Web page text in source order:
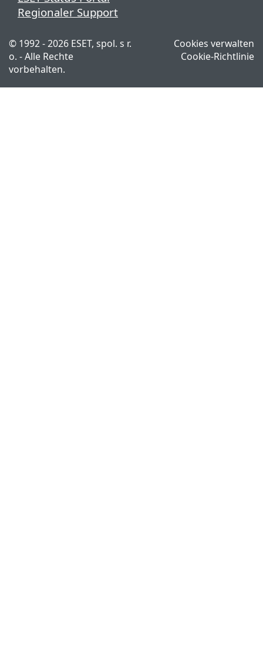
Regionaler Support
© 1992 - 2026 ESET, spol. s r.
o. - Alle Rechte
vorbehalten.
Cookies verwalten
Cookie-Richtlinie